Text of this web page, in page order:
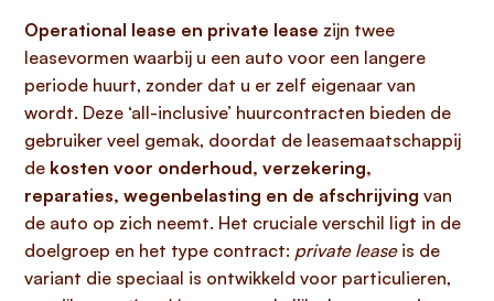
Operational lease en private lease zijn twee
leasevormen waarbij u een auto voor een langere
periode huurt, zonder dat u er zelf eigenaar van
wordt. Deze ‘all-inclusive’ huurcontracten bieden de
gebruiker veel gemak, doordat de leasemaatschappij
de kosten voor onderhoud, verzekering,
reparaties, wegenbelasting en de afschrijving van
de auto op zich neemt. Het cruciale verschil ligt in de
doelgroep en het type contract: private leaseis de
variant die speciaal is ontwikkeld voor particulieren,